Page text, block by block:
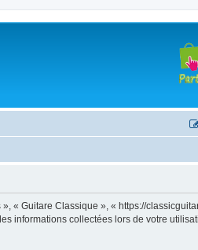
« Guitare Classique », « https://
informations collectées lors de votre